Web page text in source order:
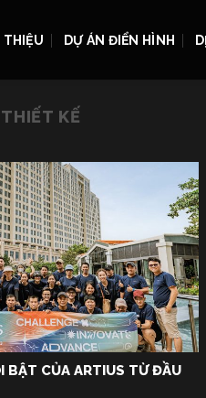
THIỆU DỰ ÁN ĐIỂN HÌNH
THIẾT KẾ
BẬT CỦA ARTIUS TỪ ĐẦU